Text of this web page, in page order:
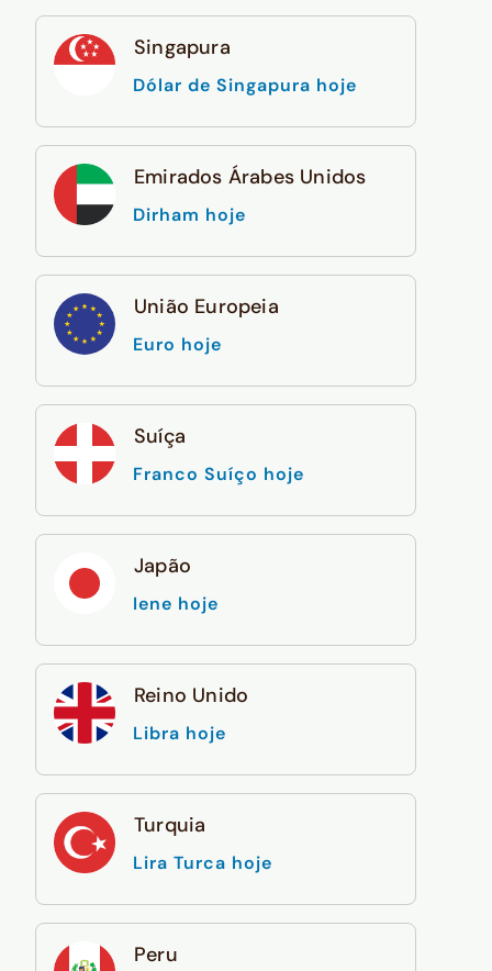
Singapura
Dólar de Singapura hoje
Emirados Árabes Unidos
Dirham hoje
União Europeia
Euro hoje
Suíça
Franco Suíço hoje
Japão
Iene hoje
Reino Unido
Libra hoje
Turquia
Lira Turca hoje
Peru